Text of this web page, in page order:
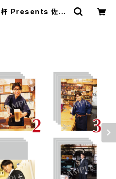
杯 Presents 佐藤